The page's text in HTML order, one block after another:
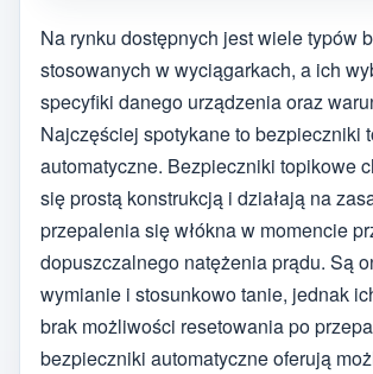
Na rynku dostępnych jest wiele typów
stosowanych w wyciągarkach, a ich
specyfiki danego urządzenia oraz
Najczęściej spotykane to bezpieczniki
automatyczne. Bezpieczniki topikowe
się prostą konstrukcją i działają na
przepalenia się włókna w momencie
dopuszczalnego natężenia prądu. Są
wymianie i stosunkowo tanie, jednak
brak możliwości resetowania po
bezpieczniki automatyczne oferują